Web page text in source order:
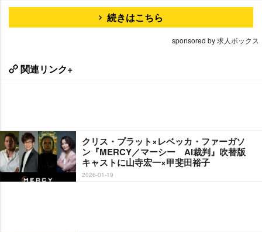
続きはこちら
sponsored by 求人ボックス
関連リンク+
クリス・プラット×レベッカ・ファーガソ
ン『MERCY／マーシー AI裁判』吹替版
キャストに山寺宏一×甲斐田裕子
2026-01-19